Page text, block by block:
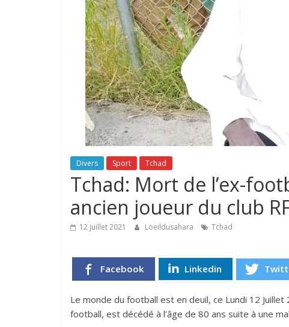
Divers Sport Tchad
Tchad: Mort de l’ex-
ancien joueur du club
12 juillet 2021 Loeildusahara Tchad
Facebook Linkedin
Le monde du football est en deuil, ce Lundi 12
football, est décédé à l’âge de 80 ans suite à une